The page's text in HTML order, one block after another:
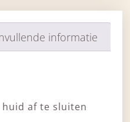
informatie
af te sluiten